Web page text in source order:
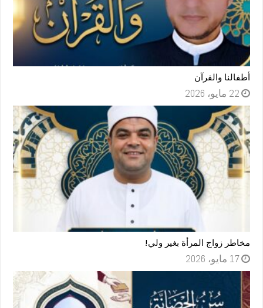
أطفالنا والقرآن
22 مايو، 2026
مخاطر زواج المرأة بغير ولي!
17 مايو، 2026